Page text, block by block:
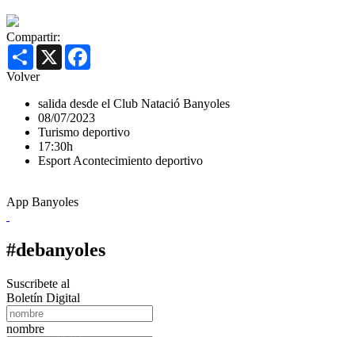
Compartir:
Share X
Volver
salida desde el Club Natació Banyoles
08/07/2023
Turismo deportivo
17:30h
EsportAcontecimiento deportivo
App Banyoles
#debanyoles
Suscribete al
Boletín Digital
nombre